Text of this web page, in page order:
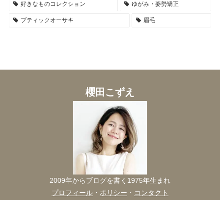
好きなものコレクション ゆがみ・姿勢矯正
ブティックオーサキ 眉毛
櫻田こずえ
2009年からブログを書く1975年生まれ
プロフィール ・ ポリシー ・ コンタクト